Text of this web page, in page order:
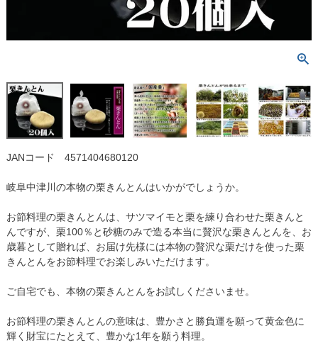
JANコード 4571404680120
岐阜中津川の本物の栗きんとんはいかがでしょうか。
お節料理の栗きんとんは、サツマイモと栗を練り合わせた栗きんと
んですが、栗100％と砂糖のみで造る本当に贅沢な栗きんとんを、お
歳暮として贈れば、お届け先様には本物の贅沢な栗だけを使った栗
きんとんをお節料理でお楽しみいただけます。
ご自宅でも、本物の栗きんとんをお試しくださいませ。
お節料理の栗きんとんの意味は、豊かさと勝負運を願って黄金色に
輝く財宝にたとえて、豊かな1年を願う料理。